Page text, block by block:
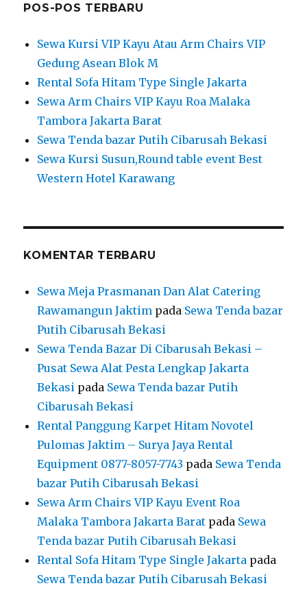
POS-POS TERBARU
Sewa Kursi VIP Kayu Atau Arm Chairs VIP
Gedung Asean Blok M
Rental Sofa Hitam Type Single Jakarta
Sewa Arm Chairs VIP Kayu Roa Malaka
Tambora Jakarta Barat
Sewa Tenda bazar Putih Cibarusah Bekasi
Sewa Kursi Susun,Round table event Best
Western Hotel Karawang
KOMENTAR TERBARU
Sewa Meja Prasmanan Dan Alat Catering
Rawamangun Jaktim pada Sewa Tenda bazar
Putih Cibarusah Bekasi
Sewa Tenda Bazar Di Cibarusah Bekasi –
Pusat Sewa Alat Pesta Lengkap Jakarta
Bekasi pada Sewa Tenda bazar Putih
Cibarusah Bekasi
Rental Panggung Karpet Hitam Novotel
Pulomas Jaktim – Surya Jaya Rental
Equipment 0877-8057-7743 pada Sewa Tenda
bazar Putih Cibarusah Bekasi
Sewa Arm Chairs VIP Kayu Event Roa
Malaka Tambora Jakarta Barat pada Sewa
Tenda bazar Putih Cibarusah Bekasi
Rental Sofa Hitam Type Single Jakarta pada
Sewa Tenda bazar Putih Cibarusah Bekasi